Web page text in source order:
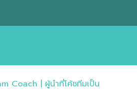
Coach | ผู้นำที่โค้ชทีมเป็น​